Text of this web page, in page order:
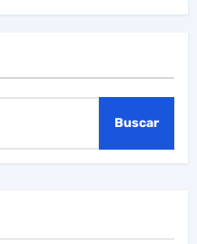
Buscar